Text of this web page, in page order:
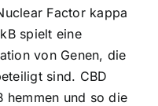
Factor kappa
spielt eine
von Genen, die
sind. CBD
hemmen und so die